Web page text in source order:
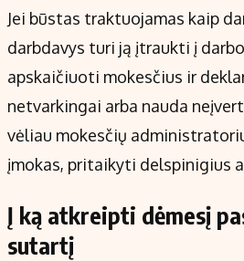
Jei būstas traktuoja­mas kaip
darbdavys turi ją įtraukti į
apskaičiuoti mokesčius ir
netvarkingai arba nauda
vėliau mokesčių
įmokas, pritaikyti delspinigius
Į ką atkreipti dėmesį
sutartį